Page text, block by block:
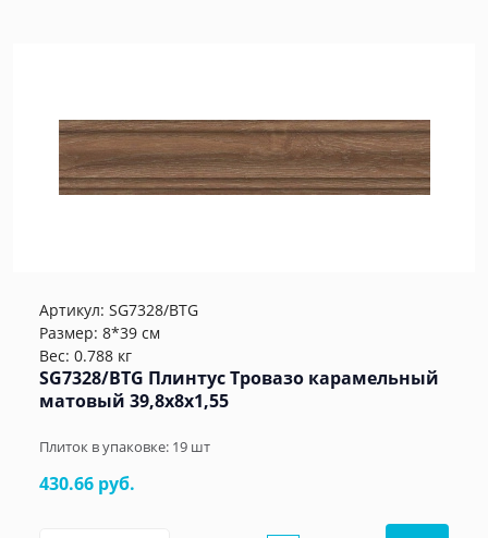
Артикул: SG7328/BTG
Размер: 8*39 см
Вес: 0.788 кг
SG7328/BTG Плинтус Тровазо карамельный
матовый 39,8x8x1,55
Плиток в упаковке: 19 шт
430.66 руб.